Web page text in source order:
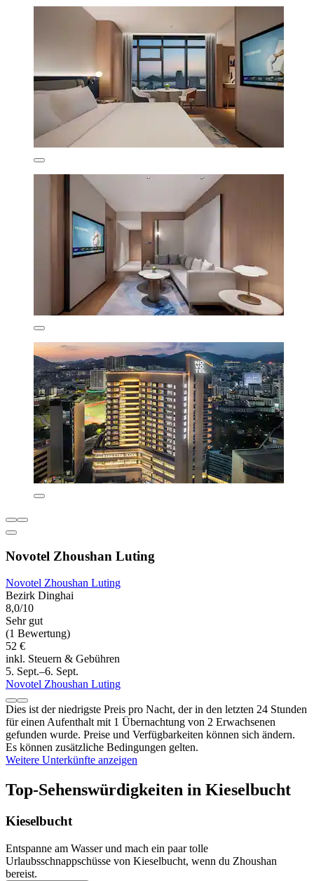
Novotel Zhoushan Luting
Novotel Zhoushan Luting
Bezirk Dinghai
8,0/10
Sehr gut
(1 Bewertung)
52 €
inkl. Steuern & Gebühren
5. Sept.–6. Sept.
Novotel Zhoushan Luting
Dies ist der niedrigste Preis pro Nacht, der in den letzten 24 Stunden
für einen Aufenthalt mit 1 Übernachtung von 2 Erwachsenen
gefunden wurde. Preise und Verfügbarkeiten können sich ändern.
Es können zusätzliche Bedingungen gelten.
Weitere Unterkünfte anzeigen
Top-Sehenswürdigkeiten in Kieselbucht
Kieselbucht
Entspanne am Wasser und mach ein paar tolle
Urlaubsschnappschüsse von Kieselbucht, wenn du Zhoushan
bereist.